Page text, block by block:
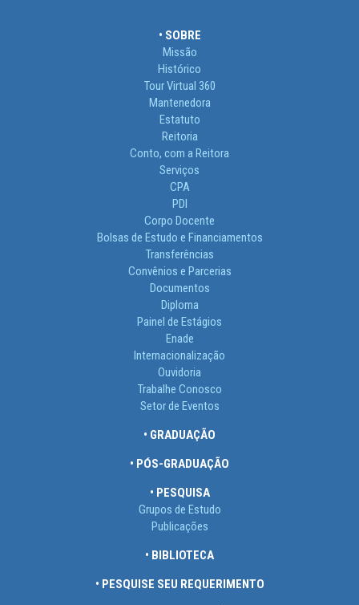
• SOBRE
Missão
Histórico
Tour Virtual 360
Mantenedora
Estatuto
Reitoria
Conto, com a Reitora
Serviços
CPA
PDI
Corpo Docente
Bolsas de Estudo e Financiamentos
Transferências
Convênios e Parcerias
Documentos
Diploma
Painel de Estágios
Enade
Internacionalização
Ouvidoria
Trabalhe Conosco
Setor de Eventos
• GRADUAÇÃO
• PÓS-GRADUAÇÃO
• PESQUISA
Grupos de Estudo
Publicações
• BIBLIOTECA
• PESQUISE SEU REQUERIMENTO